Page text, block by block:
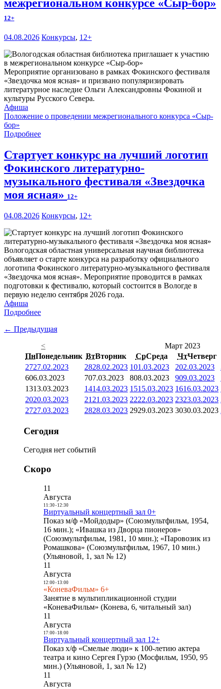
межрегиональном конкурсе «Сыр-бор»
12+
04.08.2026 Конкурсы, 12+
Мероприятие организовано в рамках Фокинского фестиваля
«Звездочка моя ясная» и призвано популяризировать
литературное наследие Ольги Александровны Фокиной и
культуры Русского Севера.
Афиша
Положение о проведении межрегионального конкурса «Сыр-
бор»
Подробнее
Стартует конкурс на лучший логотип
Фокинского литературно-
музыкального фестиваля «Звездочка
моя ясная» 12+
04.08.2026 Конкурсы, 12+
Вологодская областная универсальная научная библиотека
объявляет о старте конкурса на разработку официального
логотипа Фокинского литературно-музыкального фестиваля
«Звездочка моя ясная». Мероприятие проводится в рамках
подготовки к фестивалю, который состоится в Вологде в
первую неделю сентября 2026 года.
Афиша
Подробнее
← Предыдущая
<
Март 2023
ПнПонедельник ВтВторник СрСреда ЧтЧетверг
2727.02.2023 2828.02.2023 101.03.2023 202.03.2023
606.03.2023 707.03.2023 808.03.2023 909.03.2023
1313.03.2023 1414.03.2023 1515.03.2023 1616.03.2023
2020.03.2023 21 21.03.2023 2222.03.2023 2323.03.2023
2727.03.2023 2828.03.2023 2929.03.2023 3030.03.2023
Сегодня
Сегодня нет событий
Скоро
11
Августа
11:30- 12:30
Виртуальный концертный зал 0+
Показ м/ф «Мойдодыр» (Союзмультфильм, 1954,
16 мин.); «Ивашка из Дворца пионеров»
(Союзмультфильм, 1981, 10 мин.); «Паровозик из
Ромашкова» (Союзмультфильм, 1967, 10 мин.)
(Ульяновой, 1, зал № 12)
11
Августа
12:00- 13:00
«КоневаФильм» 6+
Занятие в мультипликационной студии
«КоневаФильм» (Конева, 6, читальный зал)
11
Августа
17:00- 18:00
Виртуальный концертный зал 12+
Показ х/ф «Смелые люди» к 100-летию актера
театра и кино Сергея Гурзо (Мосфильм, 1950, 95
мин.) (Ульяновой, 1, зал № 12)
11
Августа